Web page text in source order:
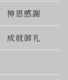
神恩感謝
成就御礼